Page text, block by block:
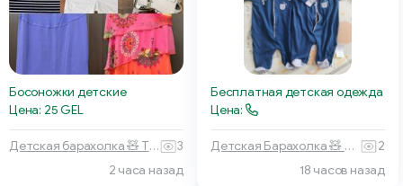
Босоножки детские
Цена: 25 GEL
Детская барахолка 🧸 Тбилиси
3
2 часа назад
Бесплатная детская одежда
Цена:
Детская Барахолка 🧸 Батуми
2
18 часов назад